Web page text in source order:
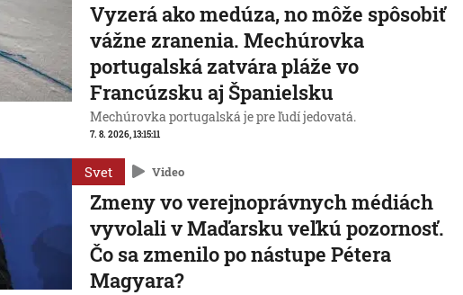
Vyzerá ako medúza, no môže spôsobiť
vážne zranenia. Mechúrovka
portugalská zatvára pláže vo
Francúzsku aj Španielsku
Mechúrovka portugalská je pre ľudí jedovatá.
7. 8. 2026, 13:15:11
Svet Video
Zmeny vo verejnoprávnych médiách
vyvolali v Maďarsku veľkú pozornosť.
Čo sa zmenilo po nástupe Pétera
Magyara?